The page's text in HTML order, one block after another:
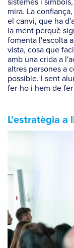
sistemes i
mira. La
el canvi, que ha
la ment perquè
fomenta l'escolta
vista, cosa que
amb una crida a
altres persones a
possible. I sent
fer-ho i hem de
L'estratègia a